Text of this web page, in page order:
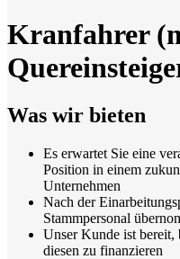
Kranfahrer
Was wir bieten
Es erwartet Sie eine
Position in einem
Unternehmen
Nach der
Stammpersonal
Unser Kunde ist bereit,
diesen zu finanzieren